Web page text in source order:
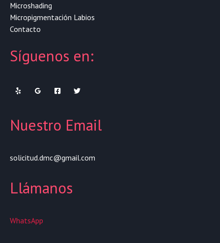
Microshading
Micropigmentación Labios
Contacto
Síguenos en:
Nuestro Email
solicitud.dmc@gmail.com
Llámanos
WhatsApp